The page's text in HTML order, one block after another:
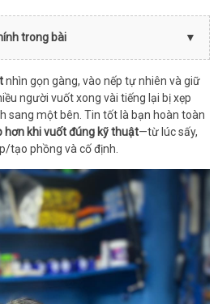
trong bài
nhìn gọn gàng, vào nếp tự nhiên và giữ
người vuốt xong vài tiếng lại bị xẹp
sang một bên. Tin tốt là bạn hoàn toàn
hơn khi vuốt đúng kỹ thuật—từ lúc sấy,
tạo phồng và cố định.